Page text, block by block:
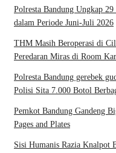
Polresta Bandung Ungkap
dalam Periode Juni-Juli 2026
THM Masih Beroperasi di
Peredaran Miras di Room
Polresta Bandung gerebek
Polisi Sita 7.000 Botol
Pemkot Bandung Gandeng
Pages and Plates
Sisi Humanis Razia Knalpot